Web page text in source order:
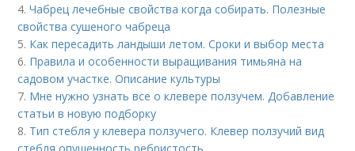
4.Чабрец лечебные свойства когда собирать. Полезные
свойства сушеного чабреца
5. Как пересадить ландыши летом. Сроки и выбор места
6. Правила и особенности выращивания тимьяна на
садовом участке. Описание культуры
7. Мне нужно узнать все о клевере ползучем. Добавление
статьи в новую подборку
8. Тип стебля у клевера ползучего. Клевер ползучий вид